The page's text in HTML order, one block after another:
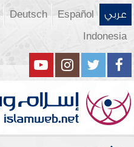
عربي Español
Deutsch
Indonesia